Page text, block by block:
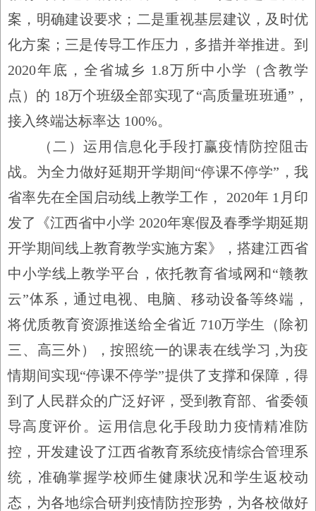
案，明确建设要求；二是重视基层建议，及时优
化方案；三是传导工作压力，多措并举推进。到
2020年底，全省城乡 1.8万所中小学（含教学
点）的 18万个班级全部实现了“高质量班班通” ，
接入终端达标率达 100%。
（二）运用信息化手段打赢疫情防控阻击
战。 为全力做好延期开学期间“停课不停学” ，我
省率先在全国启动线上教学工作，
2020年 1 月印
发了《江西省中小学 2020年寒假及春季学期延期
开学期间线上教育教学实施方案》，搭建江西省
中小学线上教学平台，依托教育省域网和“赣教
云”体系，通过电视、电脑、移动设备等终端，
将优质教育资源推送给全省近 710万学生（除初
三、高三外），按照统一的课表在线学习 ,为疫
情期间实现“停课不停学”提供了支撑和保障，得
到了人民群众的广泛好评，受到教育部、省委领
导高度评价。运用信息化手段助力疫情精准防
控，开发建设了江西省教育系统疫情综合管理系
统，准确掌握学校师生健康状况和学生返校动
态，为各地综合研判疫情防控形势，为各校做好